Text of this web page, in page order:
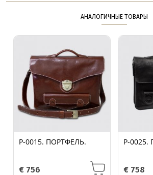
АНАЛОГИЧНЫЕ ТОВАРЫ
P-0015. ПОРТФЕЛЬ.
€ 756
P-
€ 758